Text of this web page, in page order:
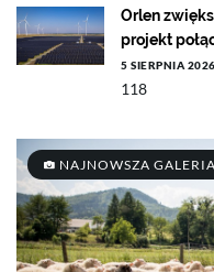
Orlen
projekt
5 SIERPNIA
118
NAJNOWSZA GALERIA